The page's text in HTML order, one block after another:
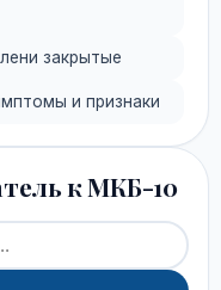
закрытые
и признаки
к МКБ-10